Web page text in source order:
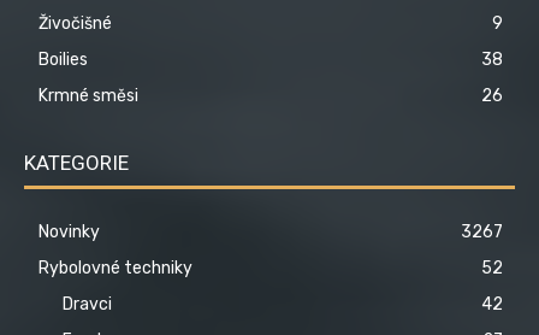
Živočišné
9
Boilies
38
Krmné směsi
26
KATEGORIE
Novinky
3267
Rybolovné techniky
52
Dravci
42